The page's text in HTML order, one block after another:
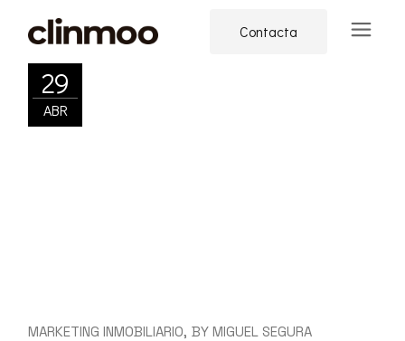
content
Contacta
29
ABR
MARKETING INMOBILIARIO BY MIGUEL SEGURA